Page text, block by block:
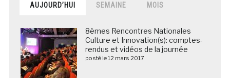
AUJOURD’HUI SEMAINE MOIS
8èmes Rencontres Nationales
Culture et Innovation(s): comptes-
rendus et vidéos de la journée
posté le 12 mars 2017